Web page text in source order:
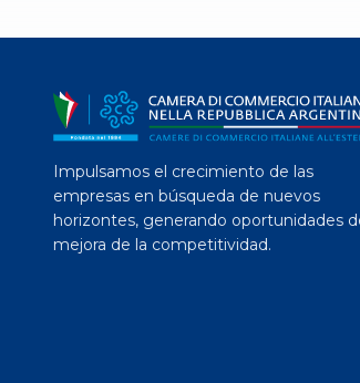
Impulsamos el crecimiento de las
empresas en búsqueda de nuevos
horizontes, generando oportunidades
mejora de la competitividad.